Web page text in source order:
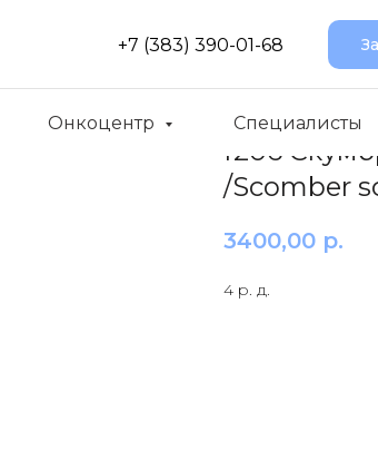
+7 (383) 390-01-68
Онкоцентр Специалисты
f206
/Scomber
3400,00 р.
4 р. д.